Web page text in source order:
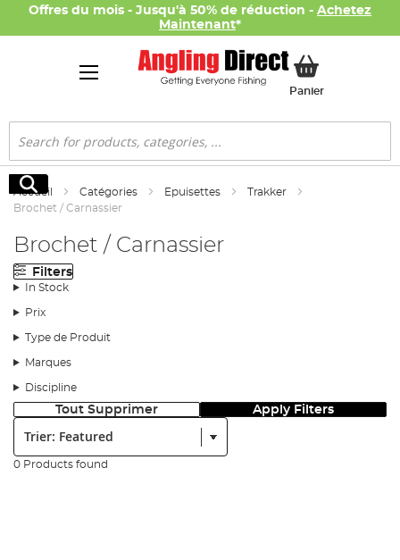
Offres du mois - Jusqu'à 50% de réduction - Achetez
Maintenant*
PanierMon panier
Rechercher
Rechercher
Accueil Catégories Epuisettes
Trakker
Brochet / Carnassier
Brochet / Carnassier
Filters
In Stock
Prix
Type de Produit
Marques
Discipline
Tout Supprimer Apply Filters
0 Products found